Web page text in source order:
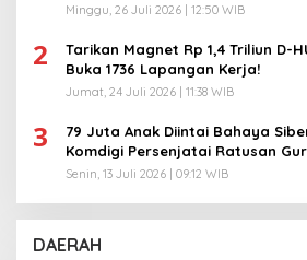
Minggu, 26 Juli 2026 | 12:50 WIB
2
Tarikan Magnet Rp 1,4 Triliun D-
Buka 1736 Lapangan Kerja!
Jumat, 24 Juli 2026 | 11:38 WIB
3
79 Juta Anak Diintai Bahaya
Komdigi Persenjatai Ratusan
Senin, 13 Juli 2026 | 09:12 WIB
DAERAH